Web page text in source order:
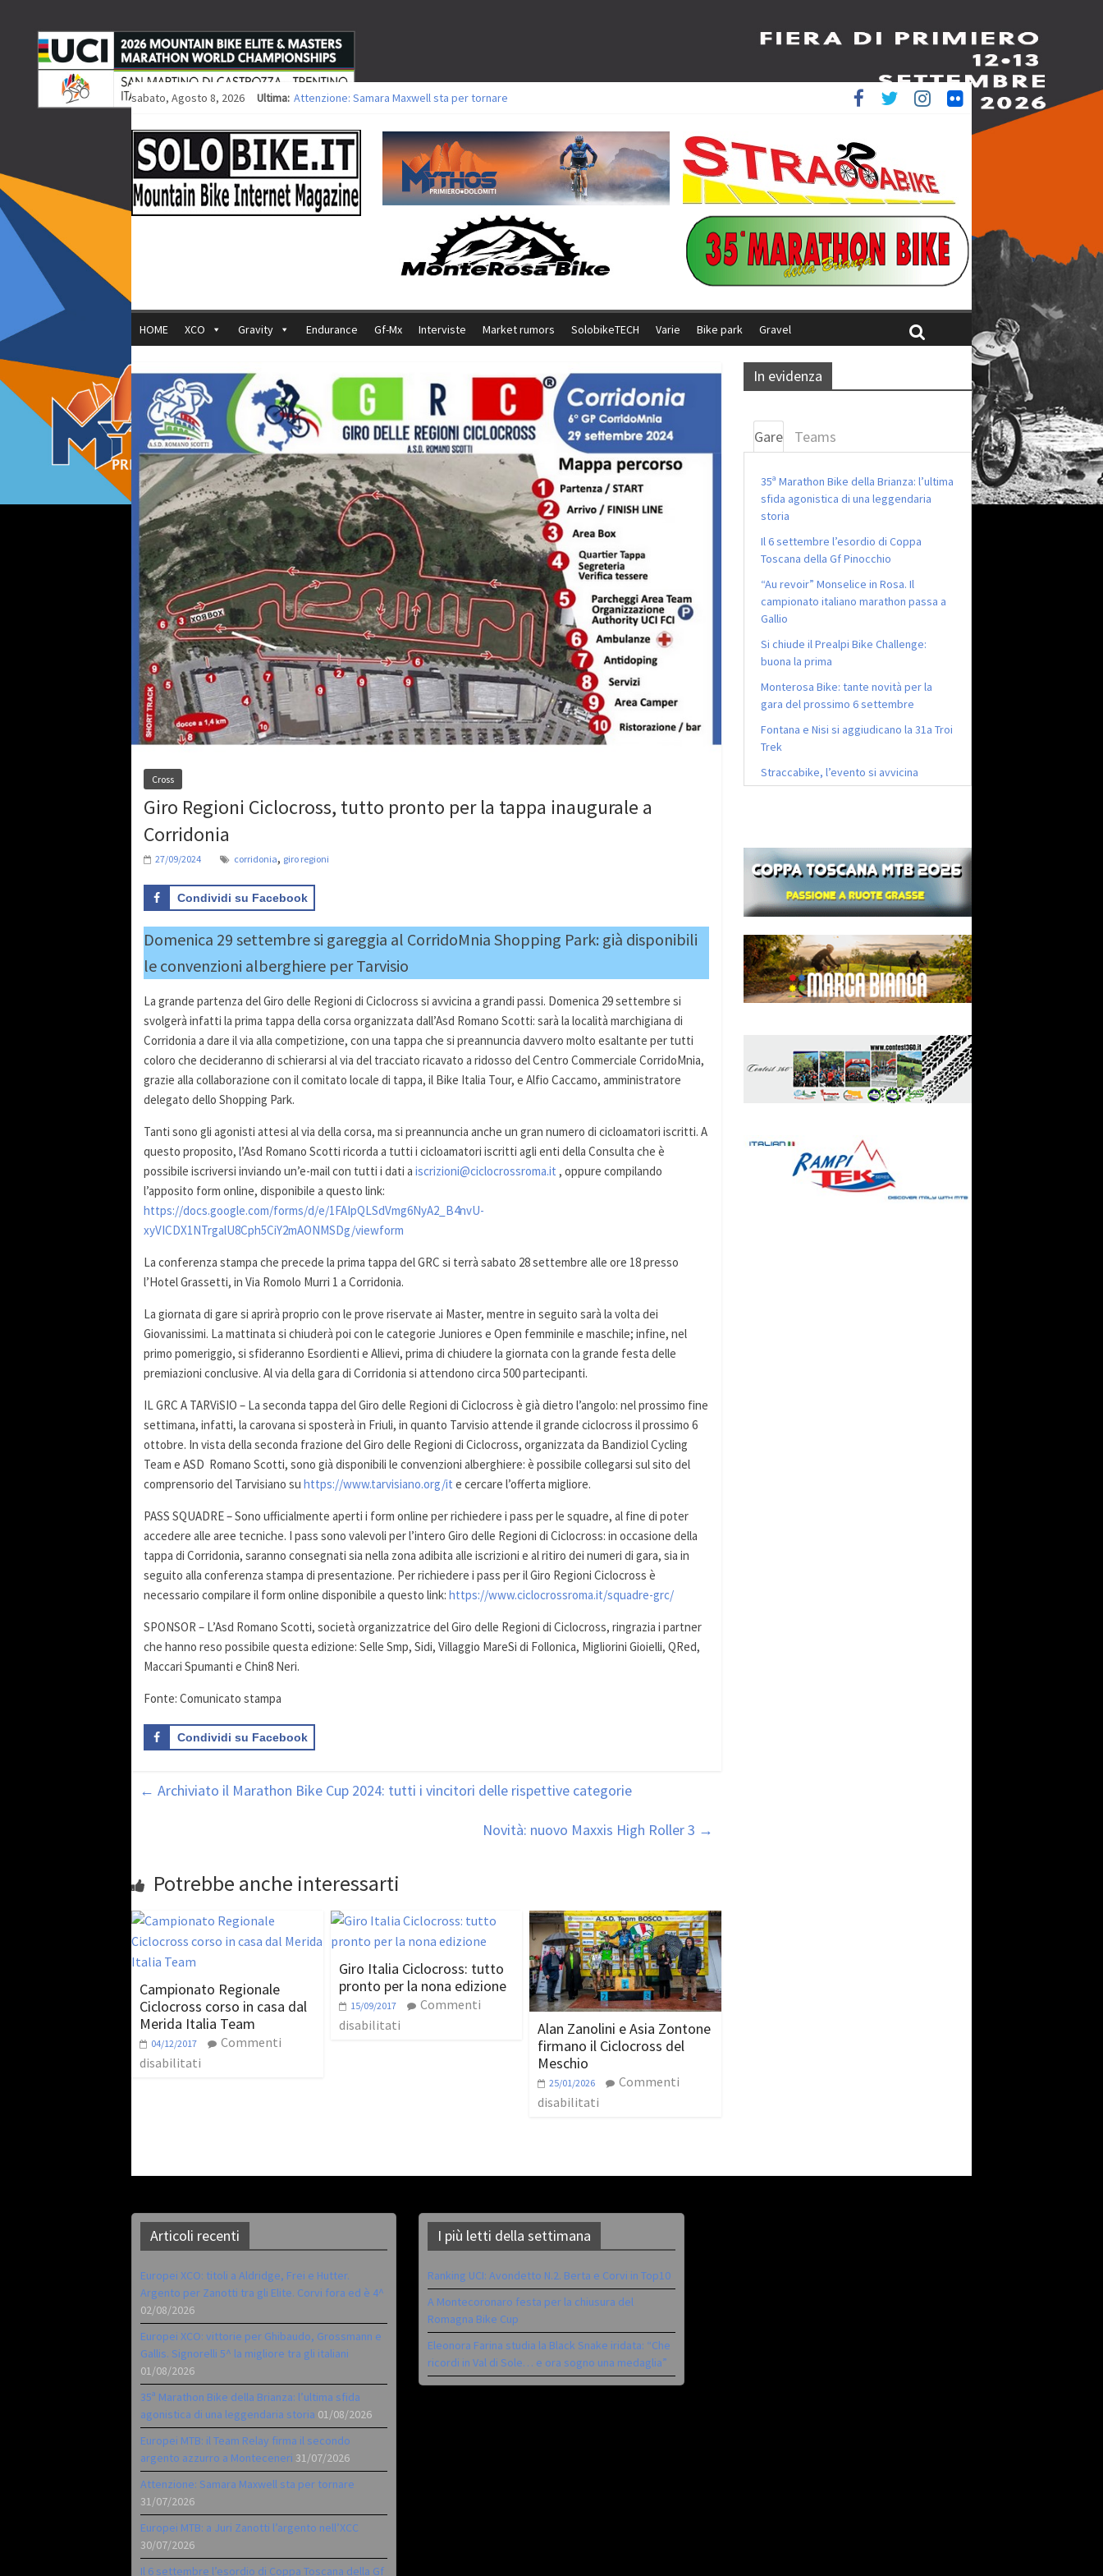
sabato, Agosto 8, 2026 Ultima: Attenzione: Samara Maxwell sta per tornare
Europei XCO: vittorie per Ghibaudo, Grossmann e Gallis. Signorelli 5^ la migliore tra gli italiani
35ª Marathon Bike della Brianza: l’ultima sfida agonistica di una leggendaria storia
Europei MTB: il Team Relay firma il secondo argento azzurro a Monteceneri
HOME XCO Gravity Endurance Gf-Mx Interviste Market rumors SolobikeTECH Varie Bike park Gravel
Cross
Giro Regioni Ciclocross, tutto pronto per la tappa inaugurale a
Corridonia
27/09/2024 corridonia, giro regioni
Condividi su Facebook
Domenica 29 settembre si gareggia al CorridoMnia Shopping Park: già disponibili
le convenzioni alberghiere per Tarvisio
La grande partenza del Giro delle Regioni di Ciclocross si avvicina a grandi passi. Domenica 29 settembre si
svolgerà infatti la prima tappa della corsa organizzata dall’Asd Romano Scotti: sarà la località marchigiana di
Corridonia a dare il via alla competizione, con una tappa che si preannuncia davvero molto esaltante per tutti
coloro che decideranno di schierarsi al via del tracciato ricavato a ridosso del Centro Commerciale CorridoMnia,
grazie alla collaborazione con il comitato locale di tappa, il Bike Italia Tour, e Alfio Caccamo, amministratore
delegato dello Shopping Park.
Tanti sono gli agonisti attesi al via della corsa, ma si preannuncia anche un gran numero di cicloamatori iscritti. A
questo proposito, l’Asd Romano Scotti ricorda a tutti i cicloamatori iscritti agli enti della Consulta che è
possibile iscriversi inviando un’e-mail con tutti i dati a iscrizioni@ciclocrossroma.it , oppure compilando
l’apposito form online, disponibile a questo link:
https://docs.google.com/forms/d/e/1FAIpQLSdVmg6NyA2_B4nvU-
xyVICDX1NTrgalU8Cph5CiY2mAONMSDg/viewform
La conferenza stampa che precede la prima tappa del GRC si terrà sabato 28 settembre alle ore 18 presso
l’Hotel Grassetti, in Via Romolo Murri 1 a Corridonia.
La giornata di gare si aprirà proprio con le prove riservate ai Master, mentre in seguito sarà la volta dei
Giovanissimi. La mattinata si chiuderà poi con le categorie Juniores e Open femminile e maschile; infine, nel
primo pomeriggio, si sfideranno Esordienti e Allievi, prima di chiudere la giornata con la grande festa delle
premiazioni conclusive. Al via della gara di Corridonia si attendono circa 500 partecipanti.
IL GRC A TARViSIO – La seconda tappa del Giro delle Regioni di Ciclocross è già dietro l’angolo: nel prossimo fine
settimana, infatti, la carovana si sposterà in Friuli, in quanto Tarvisio attende il grande ciclocross il prossimo 6
ottobre. In vista della seconda frazione del Giro delle Regioni di Ciclocross, organizzata da Bandiziol Cycling
Team e ASD Romano Scotti, sono già disponibili le convenzioni alberghiere: è possibile collegarsi sul sito del
comprensorio del Tarvisiano su https://www.tarvisiano.org/it e cercare l’offerta migliore.
PASS SQUADRE – Sono ufficialmente aperti i form online per richiedere i pass per le squadre, al fine di poter
accedere alle aree tecniche. I pass sono valevoli per l’intero Giro delle Regioni di Ciclocross: in occasione della
tappa di Corridonia, saranno consegnati sia nella zona adibita alle iscrizioni e al ritiro dei numeri di gara, sia in
seguito alla conferenza stampa di presentazione. Per richiedere i pass per il Giro Regioni Ciclocross è
necessario compilare il form online disponibile a questo link: https://www.ciclocrossroma.it/squadre-grc/
SPONSOR – L’Asd Romano Scotti, società organizzatrice del Giro delle Regioni di Ciclocross, ringrazia i partner
che hanno reso possibile questa edizione: Selle Smp, Sidi, Villaggio MareSi di Follonica, Migliorini Gioielli, QRed,
Maccari Spumanti e Chin8 Neri.
Fonte: Comunicato stampa
Condividi su Facebook
← Archiviato il Marathon Bike Cup 2024: tutti i vincitori delle rispettive categorie
Novità: nuovo Maxxis High Roller 3 →
Potrebbe anche interessarti
Campionato Regionale
Ciclocross corso in casa dal
Merida Italia Team
04/12/2017
Commenti
disabilitati
Giro Italia Ciclocross: tutto
pronto per la nona edizione
15/09/2017
Commenti
disabilitati
Alan Zanolini e Asia Zontone
firmano il Ciclocross del
Meschio
25/01/2026
Commenti
disabilitati
In evidenza
Gare Teams
35ª Marathon Bike della Brianza: l’ultima
sfida agonistica di una leggendaria
storia
Il 6 settembre l’esordio di Coppa
Toscana della Gf Pinocchio
“Au revoir” Monselice in Rosa. Il
campionato italiano marathon passa a
Gallio
Si chiude il Prealpi Bike Challenge:
buona la prima
Monterosa Bike: tante novità per la
gara del prossimo 6 settembre
Fontana e Nisi si aggiudicano la 31a Troi
Trek
Straccabike, l’evento si avvicina
Articoli recenti
Europei XCO: titoli a Aldridge, Frei e Hutter.
Argento per Zanotti tra gli Elite. Corvi fora ed è 4^
02/08/2026
Europei XCO: vittorie per Ghibaudo, Grossmann e
Gallis. Signorelli 5^ la migliore tra gli italiani
01/08/2026
35ª Marathon Bike della Brianza: l’ultima sfida
agonistica di una leggendaria storia 01/08/2026
Europei MTB: il Team Relay firma il secondo
argento azzurro a Monteceneri 31/07/2026
Attenzione: Samara Maxwell sta per tornare
31/07/2026
Europei MTB: a Juri Zanotti l’argento nell’XCC
30/07/2026
Il 6 settembre l’esordio di Coppa Toscana della Gf
I più letti della settimana
Ranking UCI: Avondetto N.2. Berta e Corvi in Top10
A Montecoronaro festa per la chiusura del
Romagna Bike Cup
Eleonora Farina studia la Black Snake iridata: “Che
ricordi in Val di Sole… e ora sogno una medaglia”